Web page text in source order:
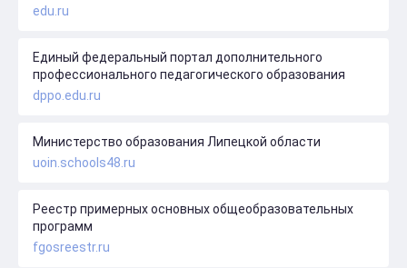
edu.ru
Единый федеральный портал дополнительного
профессионального педагогического образования
dppo.edu.ru
Министерство образования Липецкой области
uoin.schools48.ru
Реестр примерных основных общеобразовательных
программ
fgosreestr.ru